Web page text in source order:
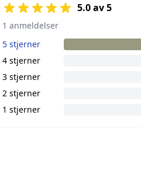
5.0 av 5
1 anmeldelser
5 stjerner
4 stjerner
3 stjerner
2 stjerner
1 stjerner